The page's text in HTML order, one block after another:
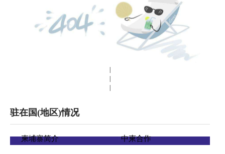
|
|
|
驻在国(地区)情况
柬埔寨简介 中柬合作